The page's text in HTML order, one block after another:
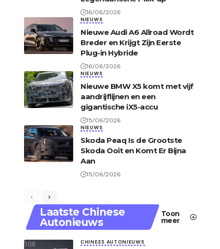
16/06/2026
NIEUWS
Nieuwe Audi A6 Allroad Wordt
Breder en Krijgt Zijn Eerste
Plug-in Hybride
16/06/2026
NIEUWS
Nieuwe BMW X5 komt met vijf
aandrijflijnen en een
gigantische iX5-accu
15/06/2026
NIEUWS
Skoda Peaq Is de Grootste
Skoda Ooit en Komt Er Bijna
Aan
15/06/2026
Laatste Chinese
Autonieuws
Toon
meer
CHINEES AUTONIEUWS